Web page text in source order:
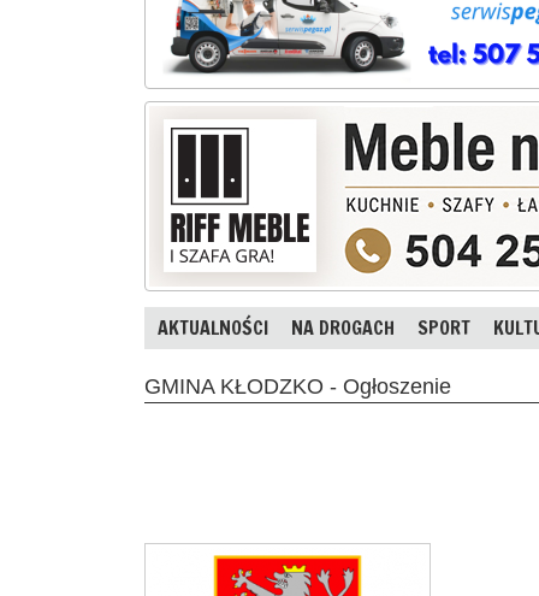
AKTUALNOŚCI NA DROGACH SPORT
GMINA KŁODZKO - Ogłoszenie